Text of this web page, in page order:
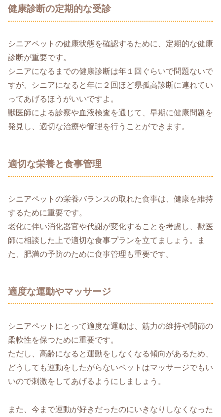
健康診断の定期的な受診
シニアペットの健康状態を確認するために、定期的な健康
診断が重要です。
シニアになるまでの健康診断は年１回ぐらいで問題ないで
すが、シニアになると年に２回ほど県孤高診断に連れてい
ってあげるほうがいいですよ。
獣医師による診察や血液検査を通じて、早期に健康問題を
発見し、適切な治療や管理を行うことができます。
適切な栄養と食事管理
シニアペットの栄養バランスの取れた食事は、健康を維持
するために重要です。
老化に伴い消化器官や代謝が変化することを考慮し、獣医
師に相談した上で適切な食事プランを立てましょう。ま
た、肥満の予防のために食事管理も重要です。
適度な運動やマッサージ
シニアペットにとって適度な運動は、筋力の維持や関節の
柔軟性を保つために重要です。
ただし、高齢になると運動をしなくなる傾向があるため、
どうしても運動をしたがらないペットはマッサージでもい
いので刺激をしてあげるようにしましょう。
また、今まで運動が好きだったのにいきなりしなくなった